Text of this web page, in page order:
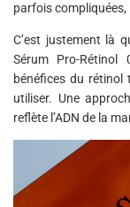
parfois compliquées,
C’est justement là
Sérum Pro-
bénéfices du
utiliser. Une
reflète l’ADN de la